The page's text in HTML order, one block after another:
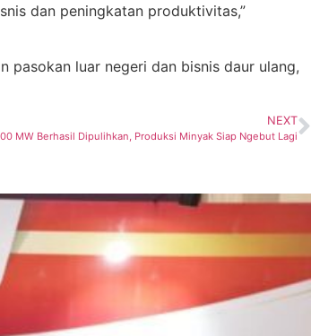
dan peningkatan produktivitas,”
pasokan luar negeri dan bisnis daur ulang,
NEXT
MW Berhasil Dipulihkan, Produksi Minyak Siap Ngebut Lagi